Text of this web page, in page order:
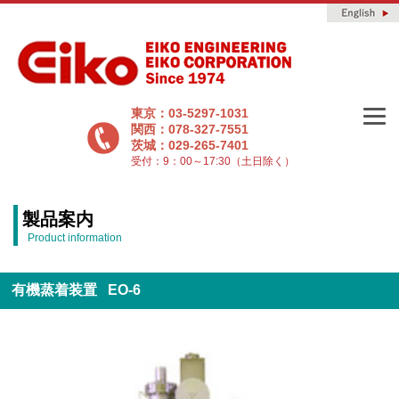
東京：03-5297-1031
関西：078-327-7551
茨城：029-265-7401
受付：9：00～17:30（土日除く）
製品案内
Product information
有機蒸着装置 EO-6